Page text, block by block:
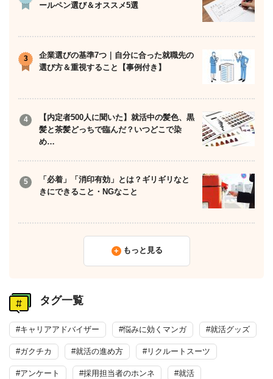
ールペン選び＆オススメ5選
企業選びの基準7つ｜自分に合った就職先の
選び方＆重視すること【事例付き】
【内定者500人に聞いた】就活中の髪色、黒
髪と茶髪どっちで臨んだ？いつどこで染
め…
「必着」「消印有効」とは？ギリギリなと
きにできること・NGなこと
もっと見る
タグ一覧
#キャリアアドバイザー #悩みに効くマンガ #就活グッズ
#ガクチカ #就活の進め方 #リクルートスーツ
#アンケート #採用担当者のホンネ #就活